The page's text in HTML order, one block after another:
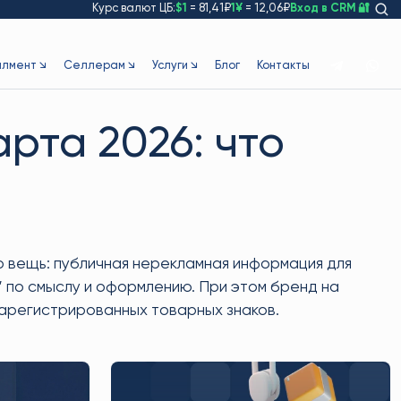
Курс валют ЦБ:$1 = 81,41₽1¥ = 12,06₽Вход в CRM 🔐
↘ Селлерам ↘ Услуги ↘ Блог Контакты
2026: что
публичная нерекламная информация для
по смыслу и оформлению. При этом бренд на
товарных знаков.